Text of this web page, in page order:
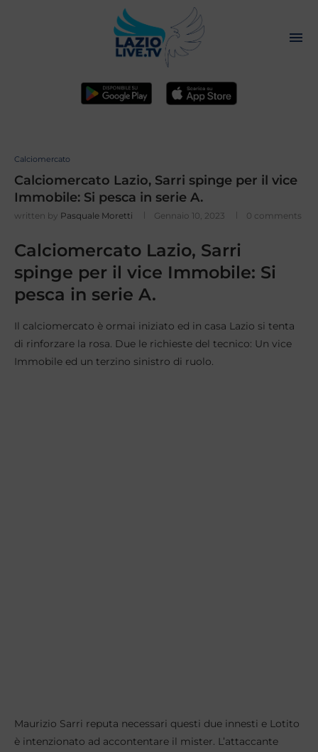
Calciomercato
Calciomercato Lazio, Sarri spinge per il vice
Immobile: Si pesca in serie A.
written by Pasquale Moretti Gennaio 10, 2023 0 comments
Calciomercato Lazio, Sarri
spinge per il vice Immobile: Si
pesca in serie A.
Il calciomercato è ormai iniziato ed in casa Lazio si tenta
di rinforzare la rosa. Due le richieste del tecnico: Un vice
Immobile ed un terzino sinistro di ruolo.
Maurizio Sarri reputa necessari questi due innesti e Lotito
è intenzionato ad accontentare il mister. L’attaccante